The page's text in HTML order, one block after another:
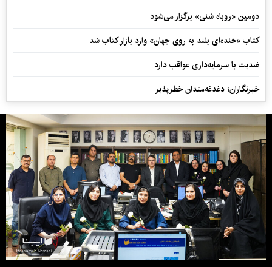
دومین «روباه شنی» برگزار می‌شود
کتاب «خنده‌ای بلند به روی جهان» وارد بازار کتاب شد
ضدیت با سرمایه‌داری عواقب دارد
خبرنگاران؛ دغدغه‌مندان خطرپذیر